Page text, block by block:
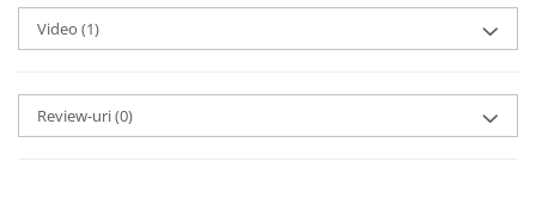
Foliile noastre sunt
tu.
Materialul folosit in
Video (1)
Review-uri(0)